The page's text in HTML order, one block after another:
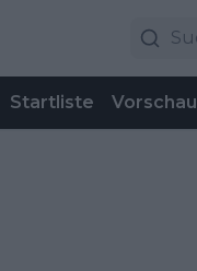
Startliste Vorschau